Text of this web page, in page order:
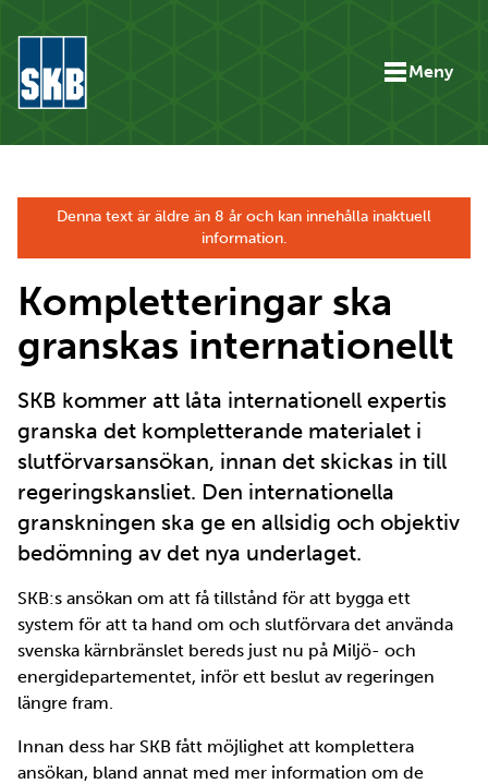
Meny
Denna text är äldre än 8 år och kan innehålla inaktuell
information.
Kompletteringar ska
granskas internationellt
SKB kommer att låta internationell expertis
granska det kompletterande materialet i
slutförvarsansökan, innan det skickas in till
regeringskansliet. Den internationella
granskningen ska ge en allsidig och objektiv
bedömning av det nya underlaget.
SKB:s ansökan om att få tillstånd för att bygga ett
system för att ta hand om och slutförvara det använda
svenska kärnbränslet bereds just nu på Miljö- och
energidepartementet, inför ett beslut av regeringen
längre fram.
Innan dess har SKB fått möjlighet att komplettera
ansökan, bland annat med mer information om de